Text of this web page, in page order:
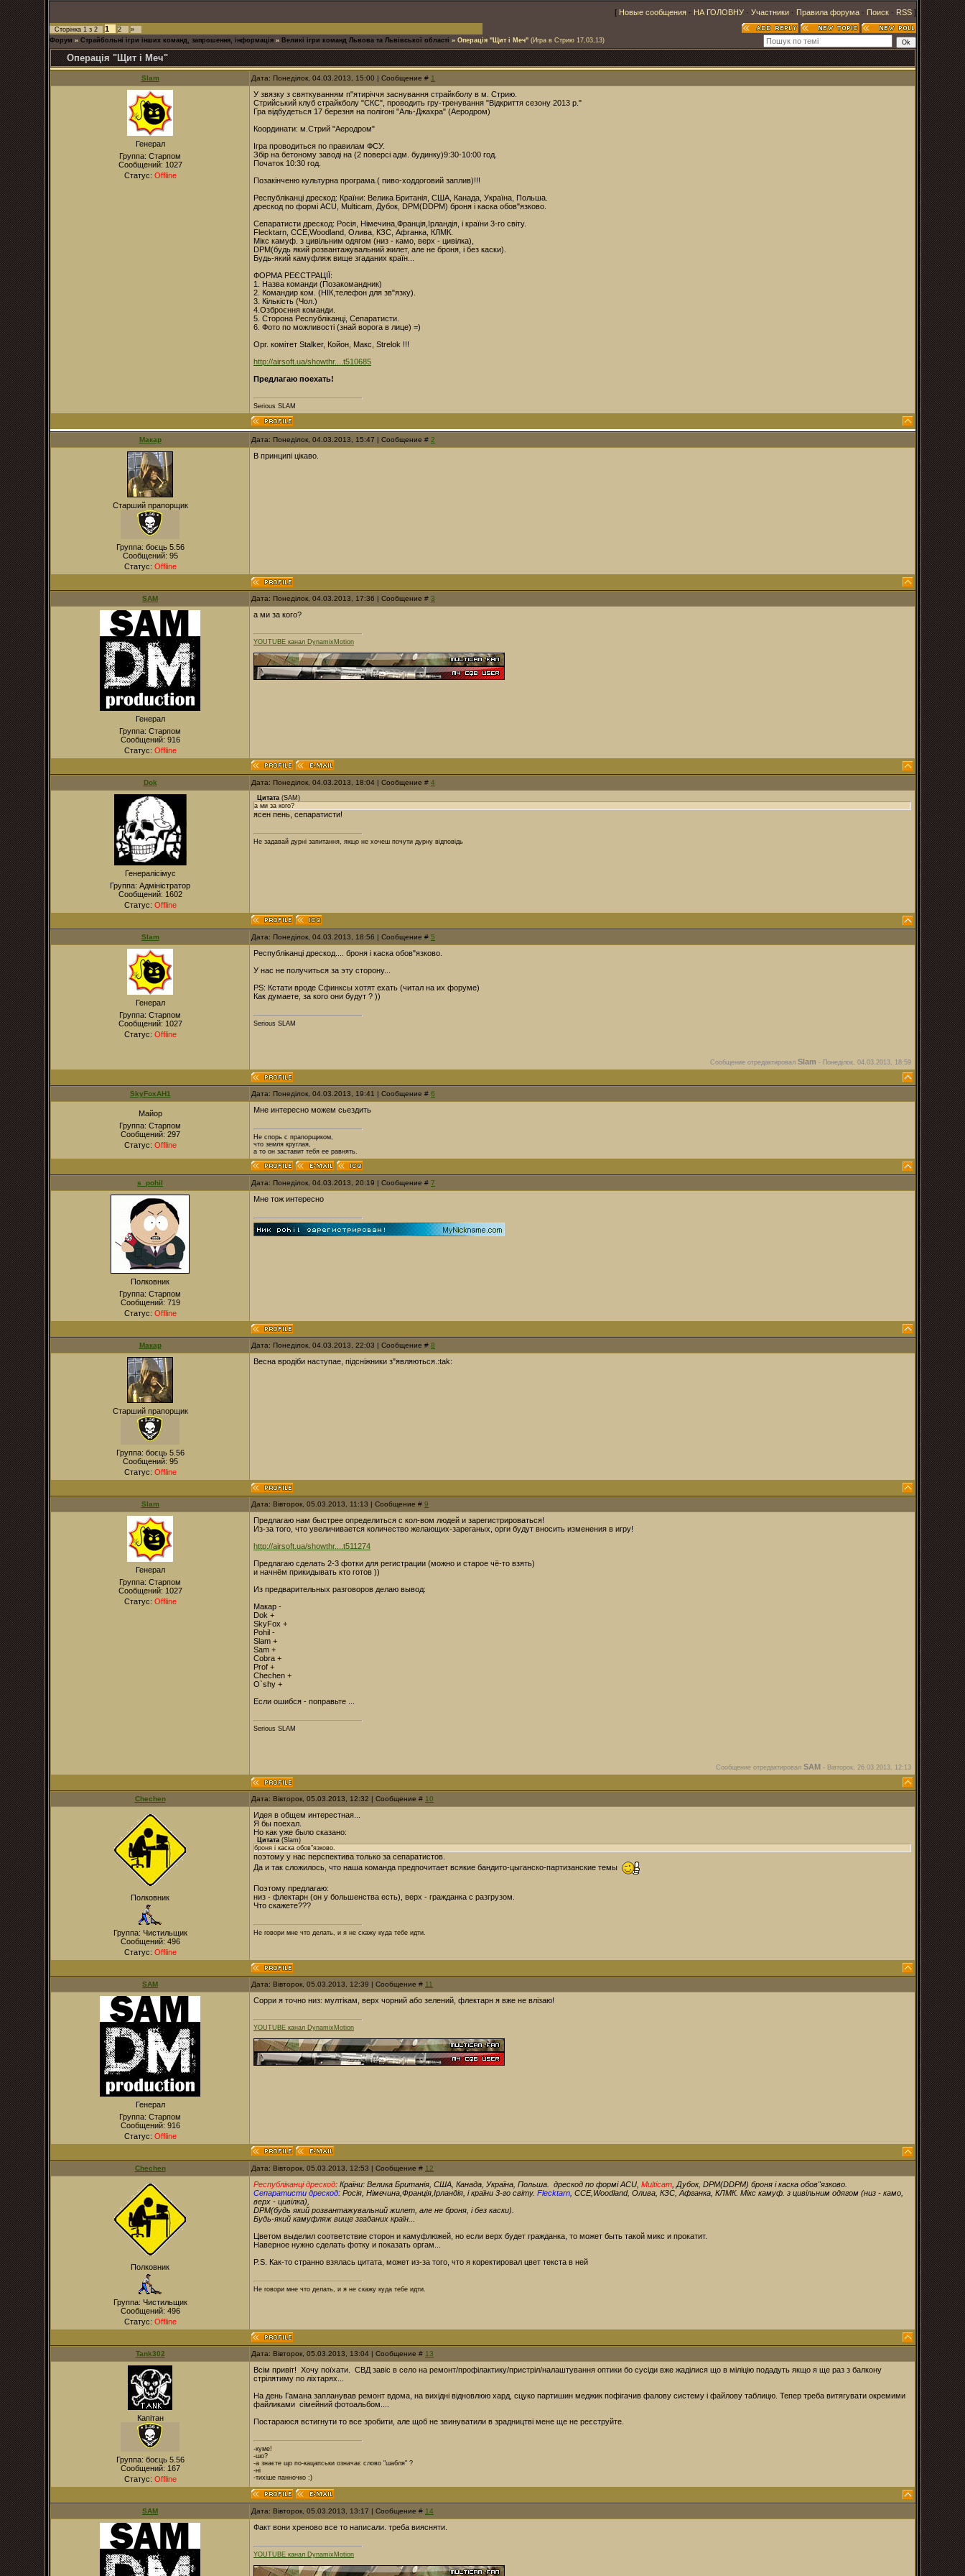
[ Новые сообщения · НА ГОЛОВНУ · Участники · Правила форума · Поиск · RSS ]
Сторінка 1 з 2 1 2
»
Форум » Страйбольні ігри інших команд, запрошення, інформація » Великі ігри команд Львова та Львівської області » Операція "Щит і Меч" (Игра в Стрию 17,03,13)
Операція "Щит і Меч"
Slam Дата: Понеділок, 04.03.2013, 15:00 | Сообщение # 1
Генерал
Группа: Старпом
Сообщений: 1027
Статус: Offline
У звязку з святкуванням п"ятиріччя заснування страйкболу в м. Стрию.
Стрийський клуб страйкболу "СКС", проводить гру-тренування "Відкриття сезону 2013 р."
Гра відбудеться 17 березня на полігоні "Аль-Джахра" (Аеродром)
Координати: м.Стрий "Аеродром"
Ігра проводиться по правилам ФСУ.
Збір на бетоному заводі на (2 поверсі адм. будинку)9:30-10:00 год.
Початок 10:30 год.
Позакінченю культурна програма.( пиво-ходдоговий заплив)!!!
Республіканці дрескод: Країни: Велика Британія, США, Канада, Україна, Польша.
дрескод по формі ACU, Multicam, Дубок, DPM(DDPM) броня і каска обов"язково.
Сепаратисти дрескод: Росія, Німечина,Франція,Ірландія, і країни 3-го світу.
Flecktarn, CCE,Woodland, Олива, КЗС, Афганка, КЛМК.
Мікс камуф. з цивільним одягом (низ - камо, верх - цивілка),
DPM(будь який розвантажувальний жилет, але не броня, і без каски).
Будь-який камуфляж вище згаданих країн...
ФОРМА РЕЄСТРАЦІЇ:
1. Назва команди (Позакомандник)
2. Командир ком. (НІК,телефон для зв"язку).
3. Кількість (Чол.)
4.Озброєння команди.
5. Сторона Республіканці, Сепаратисти.
6. Фото по можливості (знай ворога в лице) =)
Орг. комітет Stalker, Койон, Макс, Strelok !!!
http://airsoft.ua/showthr....t510685
Предлагаю поехать!
Serious SLAM
Макар Дата: Понеділок, 04.03.2013, 15:47 | Сообщение # 2
Старший прапорщик
Группа: боєць 5.56
Сообщений: 95
Статус: Offline
В принципі цікаво.
SAM Дата: Понеділок, 04.03.2013, 17:36 | Сообщение # 3
Генерал
Группа: Старпом
Сообщений: 916
Статус: Offline
а ми за кого?
YOUTUBE канал DynamixMotion
Dok Дата: Понеділок, 04.03.2013, 18:04 | Сообщение # 4
Генералісімус
Группа: Адміністратор
Сообщений: 1602
Статус: Offline
Цитата (SAM )
а ми за кого?
ясен пень, сепаратисти!
Не задавай дурні запитання, якщо не хочеш почути дурну відповідь
Slam Дата: Понеділок, 04.03.2013, 18:56 | Сообщение # 5
Генерал
Группа: Старпом
Сообщений: 1027
Статус: Offline
Республіканці дрескод.... броня і каска обов"язково.
У нас не получиться за эту сторону...
PS: Кстати вроде Сфинксы хотят ехать (читал на их форуме)
Как думаете, за кого они будут ? ))
Serious SLAM
Сообщение отредактировал Slam - Понеділок, 04.03.2013, 18:59
SkyFoxAH1 Дата: Понеділок, 04.03.2013, 19:41 | Сообщение # 6
Майор
Группа: Старпом
Сообщений: 297
Статус: Offline
Мне интересно можем сьездить
Не спорь с прапорщиком,
что земля круглая,
а то он заставит тебя ее равнять.
s_pohil Дата: Понеділок, 04.03.2013, 20:19 | Сообщение # 7
Полковник
Группа: Старпом
Сообщений: 719
Статус: Offline
Мне тож интересно
Макар Дата: Понеділок, 04.03.2013, 22:03 | Сообщение # 8
Старший прапорщик
Группа: боєць 5.56
Сообщений: 95
Статус: Offline
Весна вродіби наступае, підсніжники з"являються.:tak:
Slam Дата: Вівторок, 05.03.2013, 11:13 | Сообщение # 9
Генерал
Группа: Старпом
Сообщений: 1027
Статус: Offline
Предлагаю нам быстрее определиться с кол-вом людей и зарегистрироваться!
Из-за того, что увеличивается количество желающих-зареганых, орги будут вносить изменения в игру!
http://airsoft.ua/showthr....t511274
Предлагаю сделать 2-3 фотки для регистрации (можно и старое чё-то взять)
и начнём прикидывать кто готов ))
Из предварительных разговоров делаю вывод:
Макар -
Dok +
SkyFox +
Pohil -
Slam +
Sam +
Cobra +
Prof +
Chechen +
O`shy +
Если ошибся - поправьте ...
Serious SLAM
Сообщение отредактировал SAM - Вівторок, 26.03.2013, 12:13
Chechen Дата: Вівторок, 05.03.2013, 12:32 | Сообщение # 10
Полковник
Группа: Чистильщик
Сообщений: 496
Статус: Offline
Идея в общем интерестная...
Я бы поехал.
Но как уже было сказано:
Цитата (Slam)
броня і каска обов"язково.
поэтому у нас перспектива только за сепаратистов.
Да и так сложилось, что наша команда предпочитает всякие бандито-цыганско-партизанские темы
Поэтому предлагаю:
низ - флектарн (он у большенства есть), верх - гражданка с разгрузом.
Что скажете???
Не говори мне что делать, и я не скажу куда тебе идти.
SAM Дата: Вівторок, 05.03.2013, 12:39 | Сообщение # 11
Генерал
Группа: Старпом
Сообщений: 916
Статус: Offline
Сорри я точно низ: мултікам, верх чорний або зелений, флектарн я вже не влізаю!
YOUTUBE канал DynamixMotion
Chechen Дата: Вівторок, 05.03.2013, 12:53 | Сообщение # 12
Полковник
Группа: Чистильщик
Сообщений: 496
Статус: Offline
Республіканці дрескод: Країни: Велика Британія, США, Канада, Україна, Польша. дрескод по формі ACU, Multicam , Дубок, DPM(DDPM) броня і каска обов"язково.
Сепаратисти дрескод: Росія, Німечина,Франція,Ірландія, і країни 3-го світу. Flecktarn , CCE,Woodland, Олива, КЗС, Афганка, КЛМК. Мікс камуф. з цивільним одягом (низ - камо,
верх - цивілка),
DPM(будь який розвантажувальний жилет, але не броня, і без каски).
Будь-який камуфляж вище згаданих країн...
Цветом выделил соответствие сторон и камуфлюжей, но если верх будет гражданка, то может быть такой микс и прокатит.
Наверное нужно сделать фотку и показать оргам...
P.S. Как-то странно взялась цитата, может из-за того, что я коректировал цвет текста в ней
Не говори мне что делать, и я не скажу куда тебе идти.
Tank302 Дата: Вівторок, 05.03.2013, 13:04 | Сообщение # 13
Капітан
Группа: боєць 5.56
Сообщений: 167
Статус: Offline
Всім привіт! Хочу поїхати. СВД завіс в село на ремонт/профілактику/пристріл/налаштування оптики бо сусіди вже жаділися що в міліцію подадуть якщо я ще раз з балкону
стрілятиму по ліхтарях...
На день Гамана запланував ремонт вдома, на вихідні відновлюю хард, сцуко партишин меджик пофігачив фалову систему і файлову таблицю. Тепер треба витягувати окремими
файликами сімейний фотоальбом....
Постараюся встигнути то все зробити, але щоб не звинуватили в зрадництві мене ще не реєструйте.
-куме!
-шо?
-а знаєте що по-кацапськи означає слово "шабля" ?
-ні
-тихіше панночко :)
SAM Дата: Вівторок, 05.03.2013, 13:17 | Сообщение # 14
Факт вони хреново все то написали. треба виясняти.
YOUTUBE канал DynamixMotion